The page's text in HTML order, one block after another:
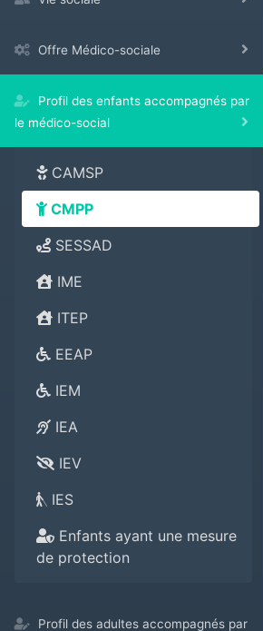
Offre Médico-sociale
Profil des enfants accompagnés par
le médico-social
CAMSP
CMPP
SESSAD
IME
ITEP
EEAP
IEM
IEA
IEV
IES
Enfants ayant une mesure
de protection
Profil des adultes accompagnés par